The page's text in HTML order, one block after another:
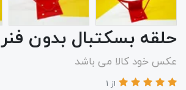
حلقه بسکتبال بدون فنر
عکس خود کالا می باشد
از 1